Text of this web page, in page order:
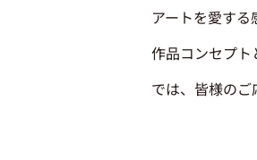
アートを愛する
作品コンセプト
では、皆様のご